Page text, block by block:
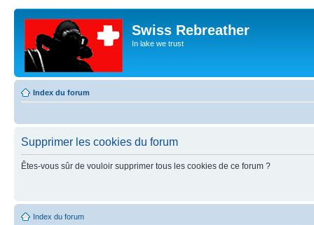
Swiss Rebreather
In lake we trust
Index du forum
Supprimer les cookies du forum
Êtes-vous sûr de vouloir supprimer tous les cookies de ce forum ?
Index du forum